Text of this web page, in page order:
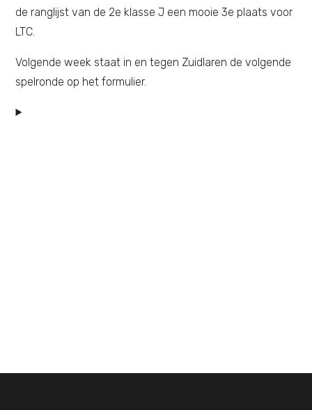
de ranglijst van de 2e klasse J een mooie 3e plaats voor
LTC.
Volgende week staat in en tegen Zuidlaren de volgende
spelronde op het formulier.